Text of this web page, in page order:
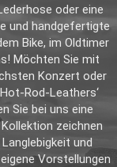
oder eine
und handgefertigte
Bike, im Oldtimer
Möchten Sie mit
Konzert oder
Rod-Leathers‘
Sie bei uns eine
zeichnen
und
Vorstellungen